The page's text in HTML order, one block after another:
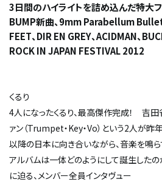
3日間のハイライトを詰め込んだ特大
BUMP新曲、9mm Parabellum Bullet
FEET、DIR EN GREY、ACIDMAN、
ROCK IN JAPAN FESTIVAL 2012
くるり
4人になったくるり、最高傑作完成！ 吉田省
ァン（Trumpet・Key・Vo）という2人が昨
以降の日本に向き合いながら、音楽を鳴
アルバムは一体どのようにして誕生した
に迫る、メンバー全員インタヴュー